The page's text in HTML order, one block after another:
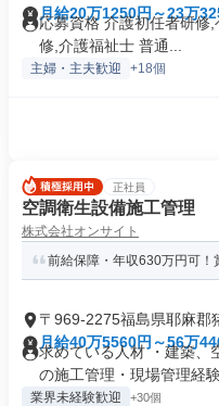
月給20万1250円～23万
応募資格 介護初任者研修
修,介護福祉士 普通...
主婦・主夫歓迎 +18個
正社員
空調衛生設備施工管理
株式会社オンサイト
前給保障・年収630万円可
〒969-2275福島県耶麻郡
月給40万5560円～56万
求めている人材 ・建築、
の施工管理・現場管理経験
業界未経験歓迎 +30個